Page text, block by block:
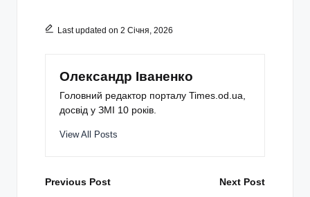
Last updated on 2 Січня, 2026
Олександр Іваненко
Головний редактор порталу Times.od.ua,
досвід у ЗМІ 10 років.
View All Posts
Post
Previous Post Next Post